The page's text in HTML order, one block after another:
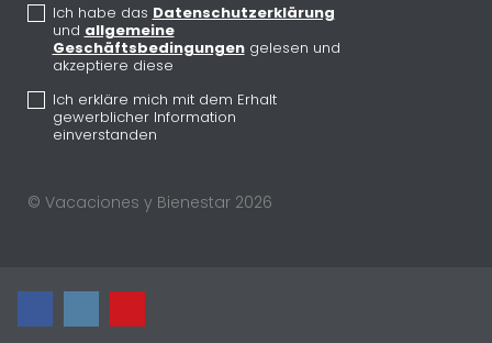
Ich habe das Datenschutzerklärung
und allgemeine
Geschäftsbedingungengelesen und
akzeptiere diese
Ich erkläre mich mit dem Erhalt
gewerblicher Information
einverstanden
© Vacaciones y Bienestar 2026